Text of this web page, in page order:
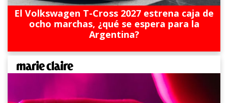
El Volkswagen T-Cross 2027 estrena caja de
ocho marchas, ¿qué se espera para la
Argentina?